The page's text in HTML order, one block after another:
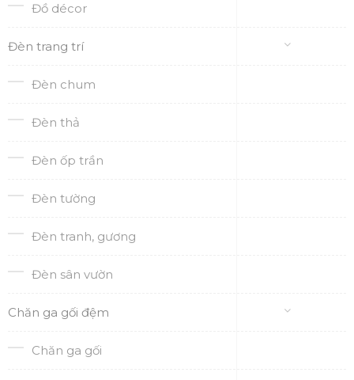
Đồ décor
Đèn trang trí
Đèn chum
Đèn thả
Đèn ốp trần
Đèn tường
Đèn tranh, gương
Đèn sân vườn
Chăn ga gối đệm
Chăn ga gối